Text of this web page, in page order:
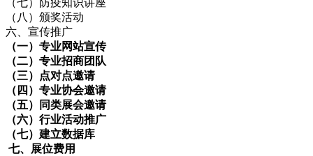
（八）颁奖活动
六、宣传推广
（一）专业网站宣传
（二）专业招商团队
（三）点对点邀请
（四）专业协会邀请
（五）同类展会邀请
（六）行业活动推广
（七）建立数据库
七、展位费用